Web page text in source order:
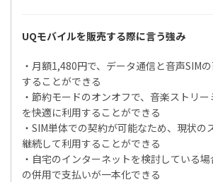
UQモバイルを販売する際に言う強み
・月額1,480円で、データ通信と音声SIM
することができる
・節約モードのオンオフで、音楽ストリー
を快適に利用することができる
・SIM単体での契約が可能なため、現状の
継続して利用することができる
・自宅のインターネットを検討している
の併用で支払いが一本化できる